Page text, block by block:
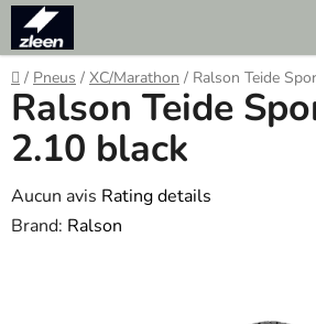
Skip
content
Home
/ Pneus / XC/Marathon / Ralson Teide
Ralson Teide
2.10 black
The
average
Aucun avis Rating details
Brand: Ralson